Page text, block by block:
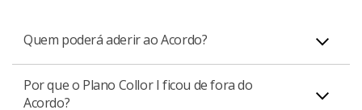
Quem poderá aderir ao Acordo?
Quem tinha conta-poupança e teve prejuízo por causa
Por que o Plano Collor I ficou de fora do
Acordo?